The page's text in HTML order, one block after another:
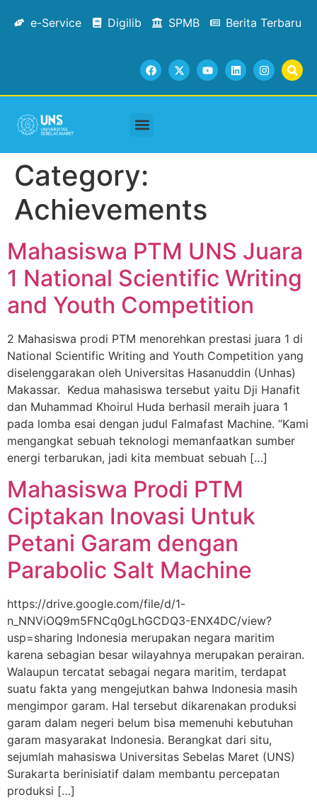
e-Service Digilib SPMB Berita Terbaru
Category:
Achievements
Mahasiswa PTM UNS Juara
1 National Scientific Writing
and Youth Competition
2 Mahasiswa prodi PTM menorehkan prestasi juara 1 di
National Scientific Writing and Youth Competition yang
diselenggarakan oleh Universitas Hasanuddin (Unhas)
Makassar. Kedua mahasiswa tersebut yaitu Dji Hanafit
dan Muhammad Khoirul Huda berhasil meraih juara 1
pada lomba esai dengan judul Falmafast Machine. “Kami
mengangkat sebuah teknologi memanfaatkan sumber
energi terbarukan, jadi kita membuat sebuah […]
Mahasiswa Prodi PTM
Ciptakan Inovasi Untuk
Petani Garam dengan
Parabolic Salt Machine
https://drive.google.com/file/d/1-
n_NNViOQ9m5FNCq0gLhGCDQ3-ENX4DC/view?
usp=sharing Indonesia merupakan negara maritim
karena sebagian besar wilayahnya merupakan perairan.
Walaupun tercatat sebagai negara maritim, terdapat
suatu fakta yang mengejutkan bahwa Indonesia masih
mengimpor garam. Hal tersebut dikarenakan produksi
garam dalam negeri belum bisa memenuhi kebutuhan
garam masyarakat Indonesia. Berangkat dari situ,
sejumlah mahasiswa Universitas Sebelas Maret (UNS)
Surakarta berinisiatif dalam membantu percepatan
produksi […]